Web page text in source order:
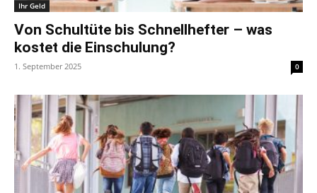
Ihr Geld
Von Schultüte bis Schnellhefter – was
kostet die Einschulung?
1. September 2025 0